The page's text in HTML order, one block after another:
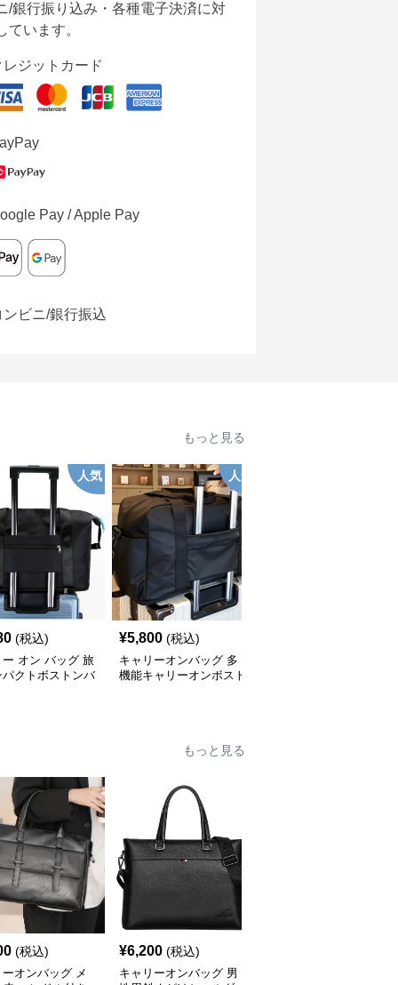
/銀行振り込み・各種電子決済に対
ています。
レジットカード
Pay / Apple Pay
ンビニ/銀行振込
もっと見る
人気
(税込)
ー オン バッグ 旅
パクトボストンバ
人気
¥5,800 (税込)
キャリーオンバッグ 多
機能キャリーオンボスト
もっと見る
(税込)
ーオンバッグ メ
¥6,200 (税込)
キャリーオンバッグ 男